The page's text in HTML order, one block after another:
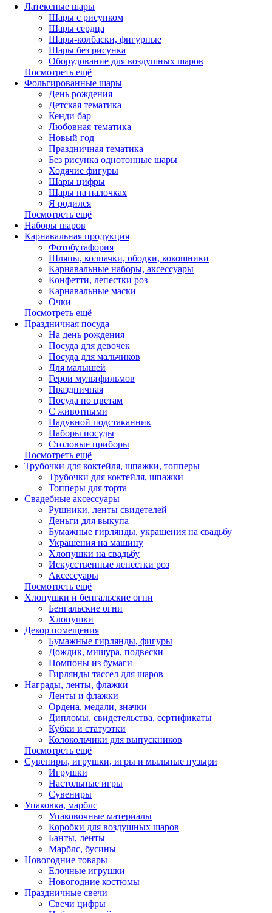
Латексные шары
Шары с рисунком
Шары сердца
Шары-колбаски, фигурные
Шары без рисунка
Оборудование для воздушных шаров
Посмотреть ещё
Фольгированные шары
День рождения
Детская тематика
Кенди бар
Любовная тематика
Новый год
Праздничная тематика
Без рисунка однотонные шары
Ходячие фигуры
Шары цифры
Шары на палочках
Я родился
Посмотреть ещё
Наборы шаров
Карнавальная продукция
Фотобутафория
Шляпы, колпачки, ободки, кокошники
Карнавальные наборы, аксессуары
Конфетти, лепестки роз
Карнавальные маски
Очки
Посмотреть ещё
Праздничная посуда
На день рождения
Посуда для девочек
Посуда для мальчиков
Для малышей
Герои мультфильмов
Праздничная
Посуда по цветам
С животными
Надувной подстаканник
Наборы посуды
Столовые приборы
Посмотреть ещё
Трубочки для коктейля, шпажки, топперы
Трубочки для коктейля, шпажки
Топперы для торта
Свадебные аксессуары
Рушники, ленты свидетелей
Деньги для выкупа
Бумажные гирлянды, украшения на свадьбу
Украшения на машину
Хлопушки на свадьбу
Искусственные лепестки роз
Аксессуары
Посмотреть ещё
Хлопушки и бенгальские огни
Бенгальские огни
Хлопушки
Декор помещения
Бумажные гирлянды, фигуры
Дождик, мишура, подвески
Помпоны из бумаги
Гирлянды тассел для шаров
Награды, ленты, флажки
Ленты и флажки
Ордена, медали, значки
Дипломы, свидетельства, сертификаты
Кубки и статуэтки
Колокольчики для выпускников
Посмотреть ещё
Сувениры, игрушки, игры и мыльные пузыри
Игрушки
Настольные игры
Сувениры
Упаковка, марблс
Упаковочные материалы
Коробки для воздушных шаров
Банты, ленты
Марблс, бусины
Новогодние товары
Елочные игрушки
Новогодние костюмы
Праздничные свечи
Свечи цифры